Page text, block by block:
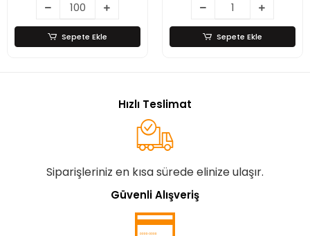
Çelik
Sepete Ekle Sepete Ekle
Hızlı Teslimat
Siparişleriniz en kısa sürede elinize ulaşır.
Güvenli Alışveriş